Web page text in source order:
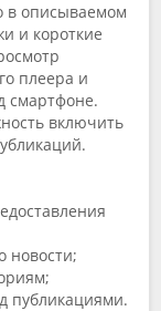
в описываемом
и короткие
плеера и
смартфоне.
включить
новости;
публикациями.